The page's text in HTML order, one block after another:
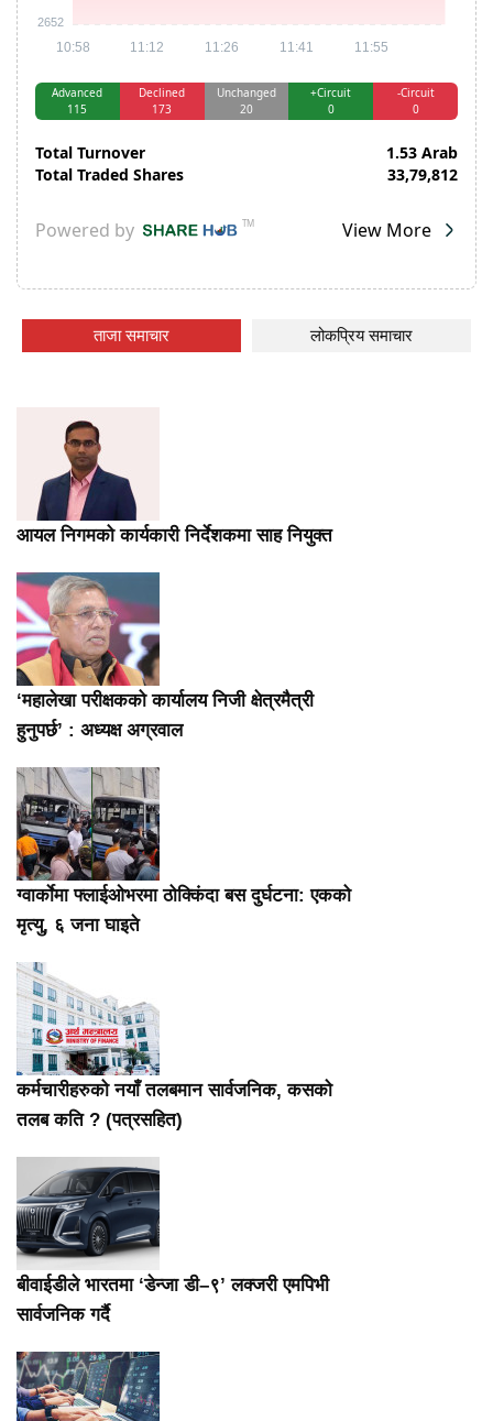
ताजा समाचार लोकप्रिय समाचार
आयल निगमको कार्यकारी निर्देशकमा साह नियुक्त
‘महालेखा परीक्षकको कार्यालय निजी क्षेत्रमैत्री
हुनुपर्छ’ : अध्यक्ष अग्रवाल
ग्वार्काेमा फ्लाईओभरमा ठोक्किंदा बस दुर्घटना: एकको
मृत्यु, ६ जना घाइते
कर्मचारीहरुको नयाँ तलबमान सार्वजनिक, कसकाे
तलब कति ? (पत्रसहित)
बीवाईडीले भारतमा ‘डेन्जा डी–९’ लक्जरी एमपिभी
सार्वजनिक गर्दै